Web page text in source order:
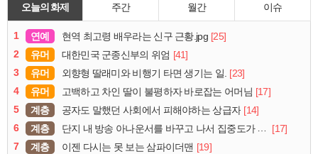
오늘의 화제 주간 월간 이슈
1 연예 현역 최고령 배우라는 신구 근황.jpg [25]
2
유머 대한민국 군종신부의 위엄 [41]
3
유머 외향형 딸래미와 비행기 타면 생기는 일. [23]
4
유머 고백하고 차인 딸이 불평하자 바로잡는 어머님 [17]
5
계층 공자도 말했던 사회에서 피해야하는 상급자 [14]
6
계층 단지 내 방송 아나운서를 바꾸고 나서 집중도가 확 올라갔다는 한 아파트의 안내방송
[17]
7
계층 이젠 다시는 못 보는 삼파이더맨 [19]